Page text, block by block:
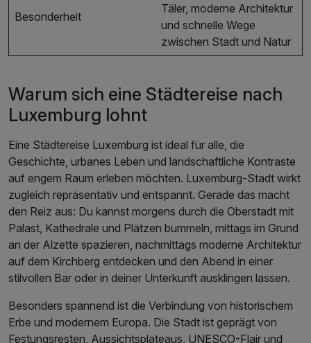
Besonderheit
Täler, moderne Architektur
und schnelle Wege
zwischen Stadt und Natur
Warum sich eine Städtereise nach
Luxemburg lohnt
Eine Städtereise Luxemburg ist ideal für alle, die
Geschichte, urbanes Leben und landschaftliche Kontraste
auf engem Raum erleben möchten. Luxemburg-Stadt wirkt
zugleich repräsentativ und entspannt. Gerade das macht
den Reiz aus: Du kannst morgens durch die Oberstadt mit
Palast, Kathedrale und Plätzen bummeln, mittags im Grund
an der Alzette spazieren, nachmittags moderne Architektur
auf dem Kirchberg entdecken und den Abend in einer
stilvollen Bar oder in deiner Unterkunft ausklingen lassen.
Besonders spannend ist die Verbindung von historischem
Erbe und modernem Europa. Die Stadt ist geprägt von
Festungsresten, Aussichtsplateaus, UNESCO-Flair und